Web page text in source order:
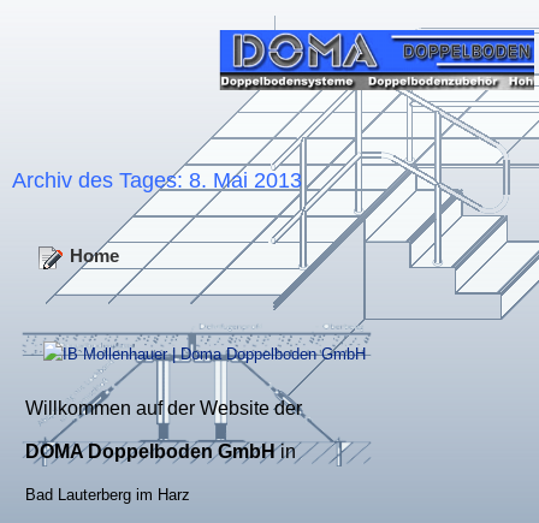
Archiv des Tages:8. Mai 2013
Home
Willkommen auf der Website der
DOMA Doppelboden GmbHin
Bad Lauterberg im Harz